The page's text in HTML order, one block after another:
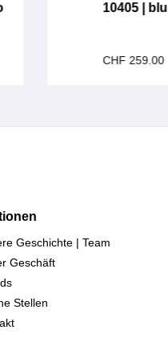
10405 | blu
CHF 259.00
Geschichte | Team
Geschäft
Stellen